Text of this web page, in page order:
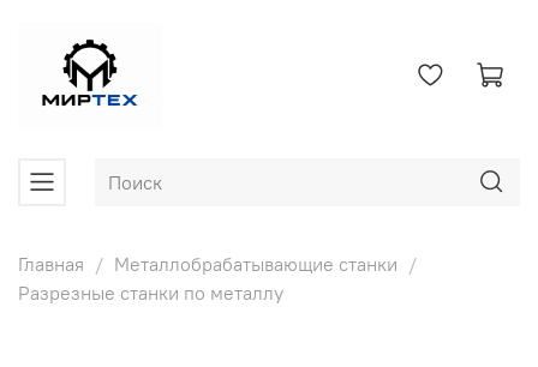
Главная
Металлобрабатывающие станки
Разрезные станки по металлу